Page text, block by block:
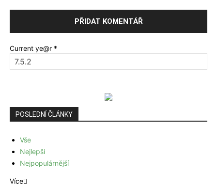
Current ye@r *
POSLEDNÍ ČLÁNKY
Vše
Nejlepší
Nejpopulárnější
Více